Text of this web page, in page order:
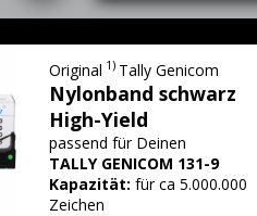
Original 1) Tally Genicom
Nylonband schwarz
High-Yield
passend für Deinen
TALLY GENICOM 131-9
Kapazität: für ca 5.000.000
Zeichen